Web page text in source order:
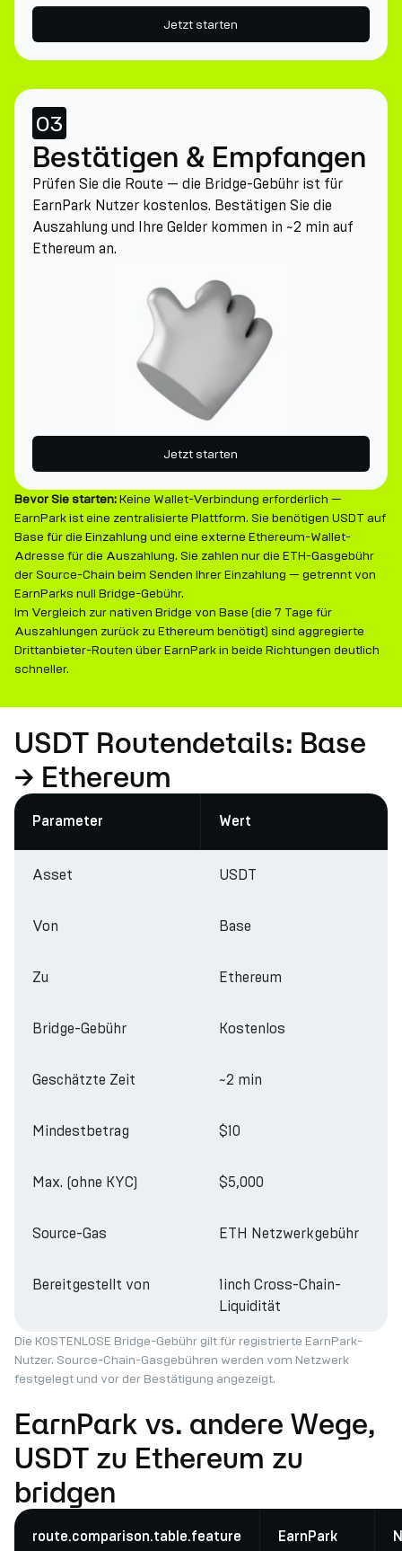
Jetzt starten
03
Bestätigen & Empfangen
Prüfen Sie die Route — die Bridge-Gebühr ist für
EarnPark Nutzer kostenlos. Bestätigen Sie die
Auszahlung und Ihre Gelder kommen in ~2 min auf
Ethereum an.
Jetzt starten
Bevor Sie starten:Keine Wallet-Verbindung erforderlich —
EarnPark ist eine zentralisierte Plattform. Sie benötigen USDT auf
Base für die Einzahlung und eine externe Ethereum-Wallet-
Adresse für die Auszahlung. Sie zahlen nur die ETH-Gasgebühr
der Source-Chain beim Senden Ihrer Einzahlung — getrennt von
EarnParks null Bridge-Gebühr.
Im Vergleich zur nativen Bridge von Base (die 7 Tage für
Auszahlungen zurück zu Ethereum benötigt) sind aggregierte
Drittanbieter-Routen über EarnPark in beide Richtungen deutlich
schneller.
USDT Routendetails: Base
→ Ethereum
Parameter Wert
Asset USDT
Von Base
Zu Ethereum
Bridge-Gebühr Kostenlos
Geschätzte Zeit ~2 min
Mindestbetrag $10
Max. (ohne KYC) $5,000
Source-Gas ETH Netzwerkgebühr
Bereitgestellt von
1inch Cross-Chain-
Liquidität
Die KOSTENLOSE Bridge-Gebühr gilt für registrierte EarnPark-
Nutzer. Source-Chain-Gasgebühren werden vom Netzwerk
festgelegt und vor der Bestätigung angezeigt.
EarnPark vs. andere Wege,
USDT zu Ethereum zu
bridgen
route.comparison.table.feature EarnPark